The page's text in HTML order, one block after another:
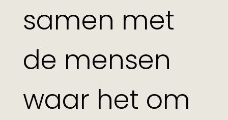
samen met
de mensen
waar het om